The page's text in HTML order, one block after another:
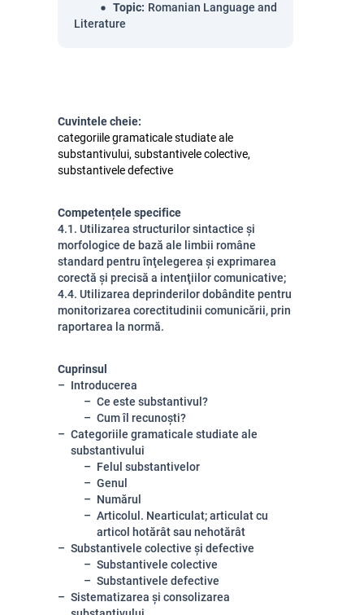
Topic: Romanian Language and
Literature
Cuvintele cheie:
categoriile gramaticale studiate ale
substantivului, substantivele colective,
substantivele defective
Competențele specifice
4.1. Utilizarea structurilor sintactice şi
morfologice de bază ale limbii române
standard pentru înţelegerea şi exprimarea
corectă şi precisă a intenţiilor comunicative;
4.4. Utilizarea deprinderilor dobândite pentru
monitorizarea corectitudinii comunicării, prin
raportarea la normă.
Cuprinsul
Introducerea
Ce este substantivul?
Cum îl recunoști?
Categoriile gramaticale studiate ale
substantivului
Felul substantivelor
Genul
Numărul
Articolul. Nearticulat; articulat cu
articol hotărât sau nehotărât
Substantivele colective și defective
Substantivele colective
Substantivele defective
Sistematizarea și consolizarea